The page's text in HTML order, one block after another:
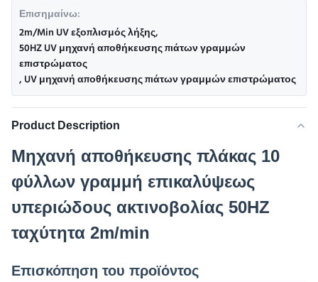
Επισημαίνω:
2m/Min UV εξοπλισμός λήξης,
50HZ UV μηχανή αποθήκευσης πιάτων γραμμών
επιστρώματος
,UV μηχανή αποθήκευσης πιάτων γραμμών επιστρώματος
Product Description
Μηχανή αποθήκευσης πλάκας 10
φύλλων γραμμή επικαλύψεως
υπεριώδους ακτινοβολίας 50HZ
ταχύτητα 2m/min
Επισκόπηση του προϊόντος